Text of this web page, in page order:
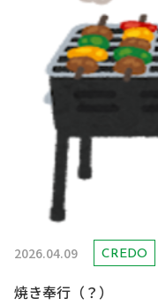
2026.04.09 CREDO
焼き奉行（？）